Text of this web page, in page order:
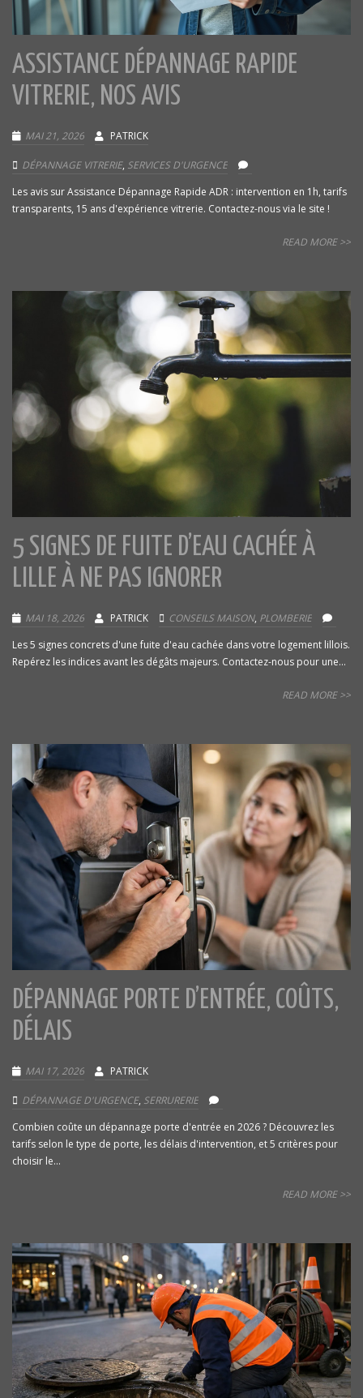
ASSISTANCE DÉPANNAGE RAPIDE
VITRERIE, NOS AVIS
MAI 21, 2026 PATRICK
DÉPANNAGE VITRERIE, SERVICES D'URGENCE
Les avis sur Assistance Dépannage Rapide ADR : intervention en 1h, tarifs
transparents, 15 ans d'expérience vitrerie. Contactez-nous via le site !
READ MORE >>
5 SIGNES DE FUITE D’EAU CACHÉE À
LILLE À NE PAS IGNORER
MAI 18, 2026 PATRICK CONSEILS MAISON, PLOMBERIE
Les 5 signes concrets d'une fuite d'eau cachée dans votre logement lillois.
Repérez les indices avant les dégâts majeurs. Contactez-nous pour une...
READ MORE >>
DÉPANNAGE PORTE D’ENTRÉE, COÛTS,
DÉLAIS
MAI 17, 2026 PATRICK
DÉPANNAGE D'URGENCE, SERRURERIE
Combien coûte un dépannage porte d'entrée en 2026 ? Découvrez les
tarifs selon le type de porte, les délais d'intervention, et 5 critères pour
choisir le...
READ MORE >>